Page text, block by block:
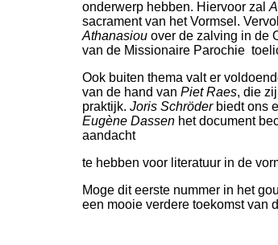
onderwerp hebben. Hiervoor zal
sacrament van het Vormsel.
Athanasiou over de zalving in de
van de Missionaire Parochie
Ook buiten thema valt er
van de hand van Piet Raes, die
praktijk. Joris Schröder biedt ons
Eugène Dassen het document
aandacht
te hebben voor literatuur in de
Moge dit eerste nummer in het
een mooie verdere toekomst van